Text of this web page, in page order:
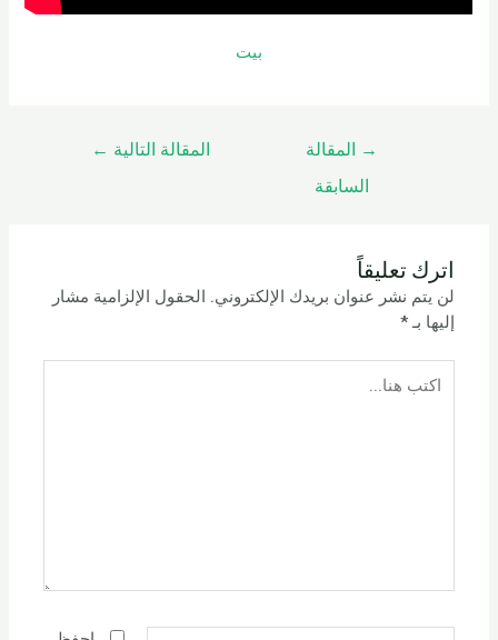
بيت
→
المقالة
السابقة
المقالة التالية ←
اترك تعليقاً
لن يتم نشر عنوان بريدك الإلكتروني. الحقول الإلزامية مشار
إليها بـ*
هنا...